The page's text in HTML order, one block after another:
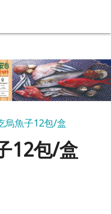
烏魚子12包/盒
12包/盒